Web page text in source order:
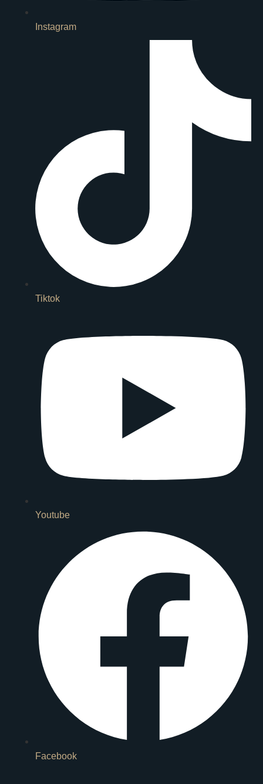
Instagram
Tiktok
Youtube
Facebook